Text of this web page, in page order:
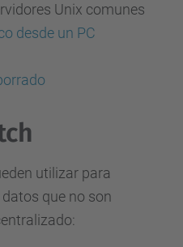
Unix comunes
desde un PC
utilizar para
que no son